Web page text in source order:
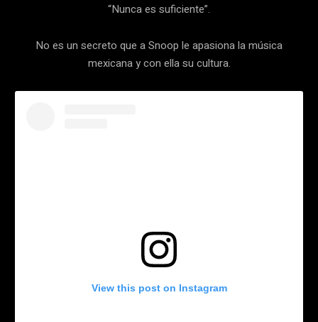
“Nunca es suficiente”.
No es un secreto que a Snoop le apasiona la música
mexicana y con ella su cultura.
View this post on Instagram